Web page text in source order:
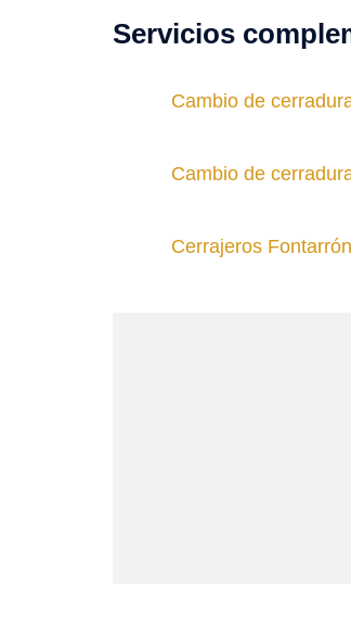
Servicios
Cambio de
Cambio de
Cerrajeros Fontarrón